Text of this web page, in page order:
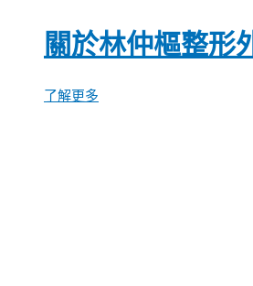
關於林仲樞整形
了解更多